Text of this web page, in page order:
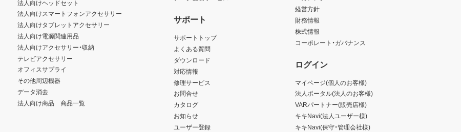
法人向けヘッドセット
法人向けスマートフォンアクセサリー
法人向けタブレットアクセサリー
法人向け電源関連用品
法人向けアクセサリー・収納
テレビアクセサリー
オフィスサプライ
その他周辺機器
データ消去
法人向け商品 商品一覧
サポート
サポートトップ
よくある質問
ダウンロード
対応情報
修理サービス
お問合せ
カタログ
お知らせ
ユーザー登録
経営方針
財務情報
株式情報
コーポレート・ガバナンス
ログイン
マイページ(個人のお客様)
法人ポータル(法人のお客様)
VARパートナー(販売店様)
キキNavi(法人ユーザー様)
キキNavi(保守・管理会社様)